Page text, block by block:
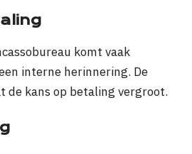
komt vaak
interne herinnering. De
de kans op betaling vergroot.